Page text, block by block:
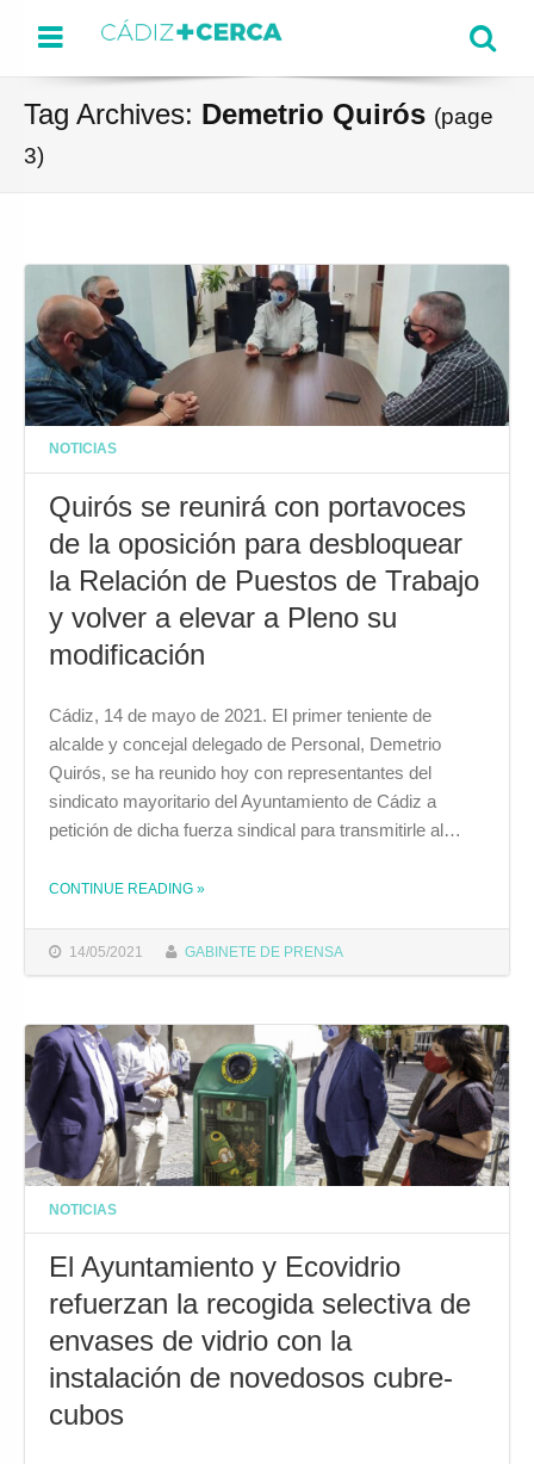
Menu
Tag Archives: Demetrio Quirós (page
3)
NOTICIAS
Quirós se reunirá con portavoces
de la oposición para desbloquear
la Relación de Puestos de Trabajo
y volver a elevar a Pleno su
modificación
14/05/2021 GABINETE DE PRENSA
Cádiz, 14 de mayo de 2021. El primer teniente de
alcalde y concejal delegado de Personal, Demetrio
Quirós, se ha reunido hoy con representantes del
sindicato mayoritario del Ayuntamiento de Cádiz a
petición de dicha fuerza sindical para transmitirle al…
CONTINUE READING »
NOTICIAS
El Ayuntamiento y Ecovidrio
refuerzan la recogida selectiva de
envases de vidrio con la
instalación de novedosos cubre-
cubos